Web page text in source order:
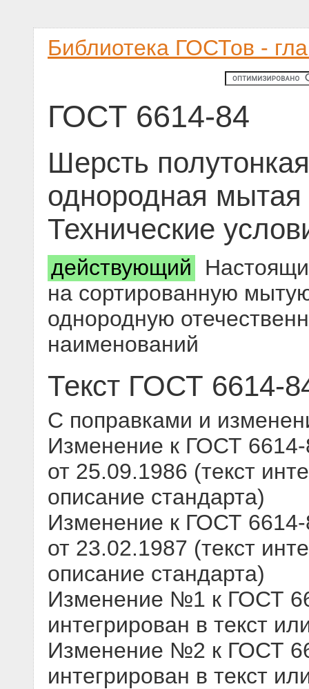
Библиотека ГОСТов -
ГОСТ 6614-84
Шерсть
однородная мытая
Технические
действующий
на сортированную
однородную
наименований
Текст ГОСТ 6614-
С поправками и
Изменение к ГОСТ
от 25.09.1986 (текст
описание стандарта)
Изменение к ГОСТ
от 23.02.1987 (текст
описание стандарта)
Изменение №1 к ГОСТ
интегрирован в текст
Изменение №2 к ГОСТ
интегрирован в текст